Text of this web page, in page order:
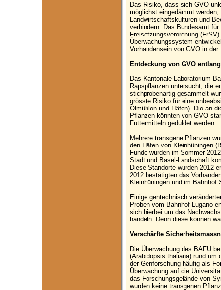
Das Risiko, dass sich GVO
möglichst eingedämmt
Landwirtschafts­kulturen und
verhindern. Das Bundesamt
Freisetzungsverordnung
Überwachungssystem
Vorhandensein von GVO in
Entdeckung von GVO
Das Kantonale Laboratorium
Rapspflanzen untersucht, die
stichprobenartig gesammelt
grösste Risiko für eine
Ölmühlen und Häfen). Die an
Pflanzen könnten von GVO
Futtermitteln geduldet werden.
Mehrere transgene Pflanzen
den Häfen von Kleinhüningen
Funde wurden im Sommer
Stadt und Basel-Landschaft
Diese Standorte wurden 2012
2012 bestätigten das
Kleinhüningen und im Bahnhof
Einige gentechnisch
Proben vom Bahnhof Lugano
sich hierbei um das
handeln. Denn diese können
Verschärfte
Die Überwachung des BAFU
(Arabidopsis thaliana) rund um
der Genforschung häufig als
Überwachung auf die
das Forschungsgelände von
wurden keine transgenen